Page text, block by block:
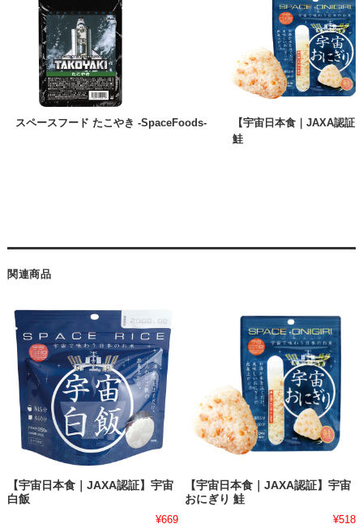
スペースフード たこやき -SpaceFoods-
【宇宙日本食｜JAXA認証
鮭
関連商品
【宇宙日本食｜JAXA認証】宇宙
白飯
¥669
【宇宙日本食｜JAXA認証】宇宙
おにぎり 鮭
¥518